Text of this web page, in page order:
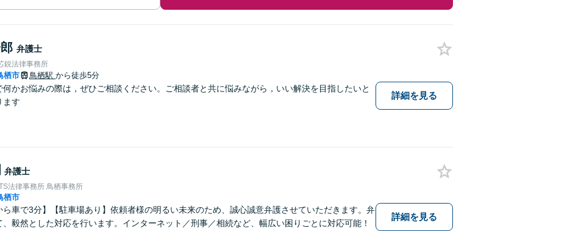
弁護士
鋭法律事務所
栖市 鳥栖駅 から徒歩5分
何かお悩みの際は，ぜひご相談ください。ご相談者と共に悩みながら，いい解決を目指したいと
ます
詳細を見る
弁護士
法律事務所 鳥栖事務所
栖市
ら車で3分】【駐車場あり】依頼者様の明るい未来のため、誠心誠意弁護させていただきます。弁
、毅然とした対応を行います。インターネット／刑事／相続など、幅広い困りごとに対応可能！
詳細を見る